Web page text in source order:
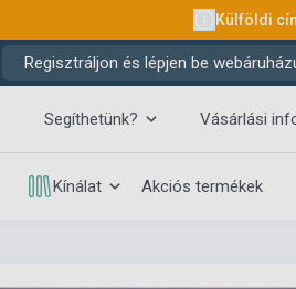
Külföldi
Regisztráljon és lépjen be
Segíthetünk? Vásárlási
Kínálat Akciós termékek